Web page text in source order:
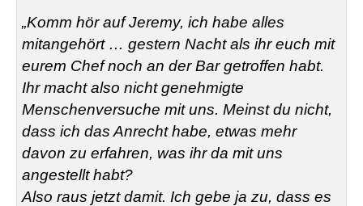
„Komm hör auf Jeremy, ich habe alles
mitangehört … gestern Nacht als ihr euch mit
eurem Chef noch an der Bar getroffen habt.
Ihr macht also nicht genehmigte
Menschenversuche mit uns. Meinst du nicht,
dass ich das Anrecht habe, etwas mehr
davon zu erfahren, was ihr da mit uns
angestellt habt?
Also raus jetzt damit. Ich gebe ja zu, dass es